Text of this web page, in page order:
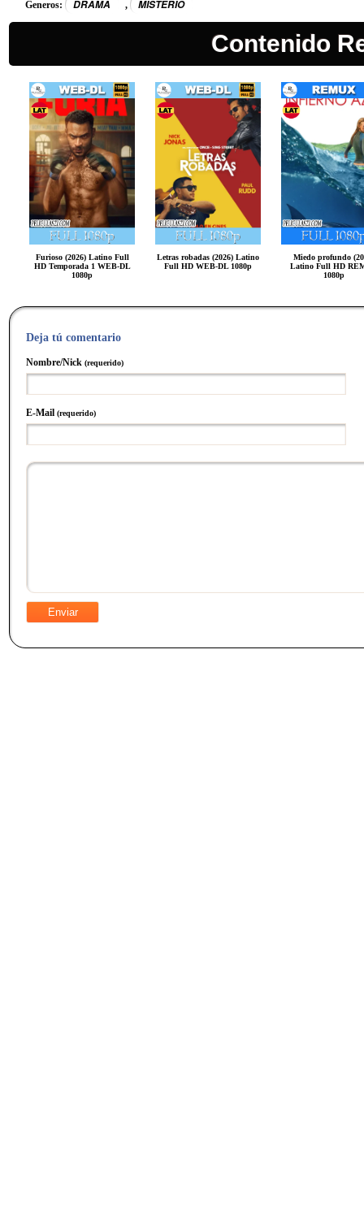
Generos: DRAMA , MISTERIO
Contenido
Furioso (2026) Latino Full
HD Temporada 1 WEB-DL
1080p
Letras robadas (2026) Latino
Full HD WEB-DL 1080p
Miedo profundo
Latino Full HD
1080p
Deja tú comentario
Nombre/Nick (requerido)
E-Mail (requerido)